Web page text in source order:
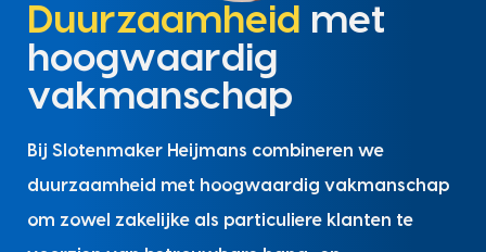
Duurzaamheid met
hoogwaardig
vakmanschap
Bij Slotenmaker Heijmans combineren we
duurzaamheid met hoogwaardig vakmanschap
om zowel zakelijke als particuliere klanten te